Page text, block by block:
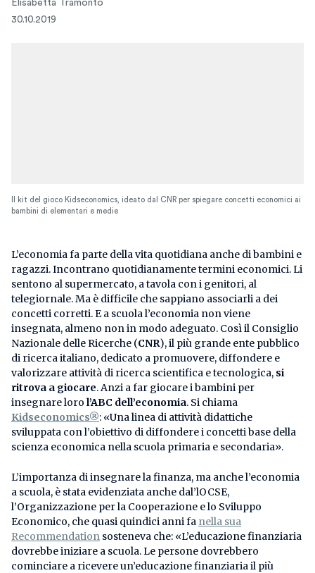
Elisabetta Tramonto
30.10.2019
Il kit del gioco Kidseconomics, ideato dal CNR per spiegare concetti economici ai
bambini di elementari e medie
L’economia fa parte della vita quotidiana anche di bambini e
ragazzi. Incontrano quotidianamente termini economici. Li
sentono al supermercato, a tavola con i genitori, al
telegiornale. Ma è difficile che sappiano associarli a dei
concetti corretti. E a scuola l’economia non viene
insegnata, almeno non in modo adeguato. Così il Consiglio
Nazionale delle Ricerche (CNR), il più grande ente pubblico
di ricerca italiano, dedicato a promuovere, diffondere e
valorizzare attività di ricerca scientifica e tecnologica, si
ritrova a giocare. Anzi a far giocare i bambini per
insegnare loro l’ABC dell’economia. Si chiama
Kidseconomics®: «Una linea di attività didattiche
sviluppata con l’obiettivo di diffondere i concetti base della
scienza economica nella scuola primaria e secondaria».
L’importanza di insegnare la finanza, ma anche l’economia
a scuola, è stata evidenziata anche dal’lOCSE,
l’Organizzazione per la Cooperazione e lo Sviluppo
Economico, che quasi quindici anni fa nella sua
Recommendation sosteneva che: «L’educazione finanziaria
dovrebbe iniziare a scuola. Le persone dovrebbero
cominciare a ricevere un’educazione finanziaria il più